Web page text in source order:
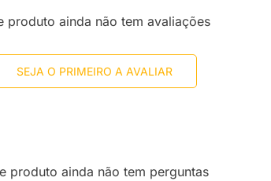
produto ainda não tem avaliações
SEJA O PRIMEIRO A AVALIAR
produto ainda não tem perguntas